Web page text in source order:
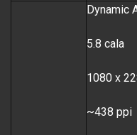
Dynamic
5.8 cala
1080 x
~438 ppi